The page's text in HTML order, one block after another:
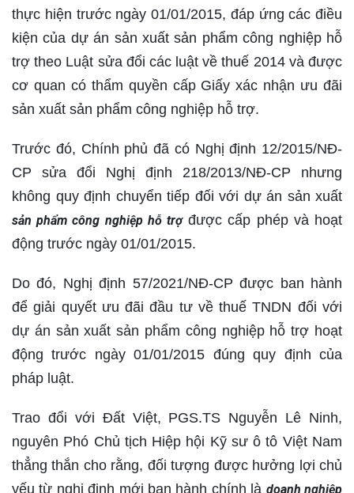
thực hiện trước ngày 01/01/2015, đáp ứng các điều
kiện của dự án sản xuất sản phẩm công nghiệp hỗ
trợ theo Luật sửa đổi các luật về thuế 2014 và được
cơ quan có thẩm quyền cấp Giấy xác nhận ưu đãi
sản xuất sản phẩm công nghiệp hỗ trợ.
Trước đó, Chính phủ đã có Nghị định 12/2015/NĐ-
CP sửa đổi Nghị định 218/2013/NĐ-CP nhưng
không quy định chuyển tiếp đối với dự án sản xuất
sản phẩm công nghiệp hỗ trợđược cấp phép và hoạt
động trước ngày 01/01/2015.
Do đó, Nghị định 57/2021/NĐ-CP được ban hành
để giải quyết ưu đãi đầu tư về thuế TNDN đối với
dự án sản xuất sản phẩm công nghiệp hỗ trợ hoạt
động trước ngày 01/01/2015 đúng quy định của
pháp luật.
Trao đổi với Đất Việt, PGS.TS Nguyễn Lê Ninh,
nguyên Phó Chủ tịch Hiệp hội Kỹ sư ô tô Việt Nam
thẳng thắn cho rằng, đối tượng được hưởng lợi chủ
yếu từ nghị định mới ban hành chính là doanh nghiệp